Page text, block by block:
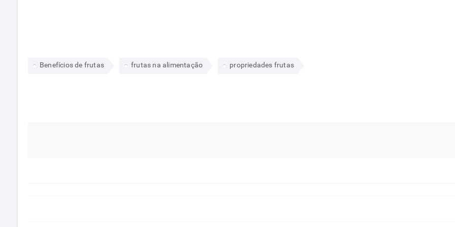
Benefícios de frutas frutas na alimentação propriedades frutas